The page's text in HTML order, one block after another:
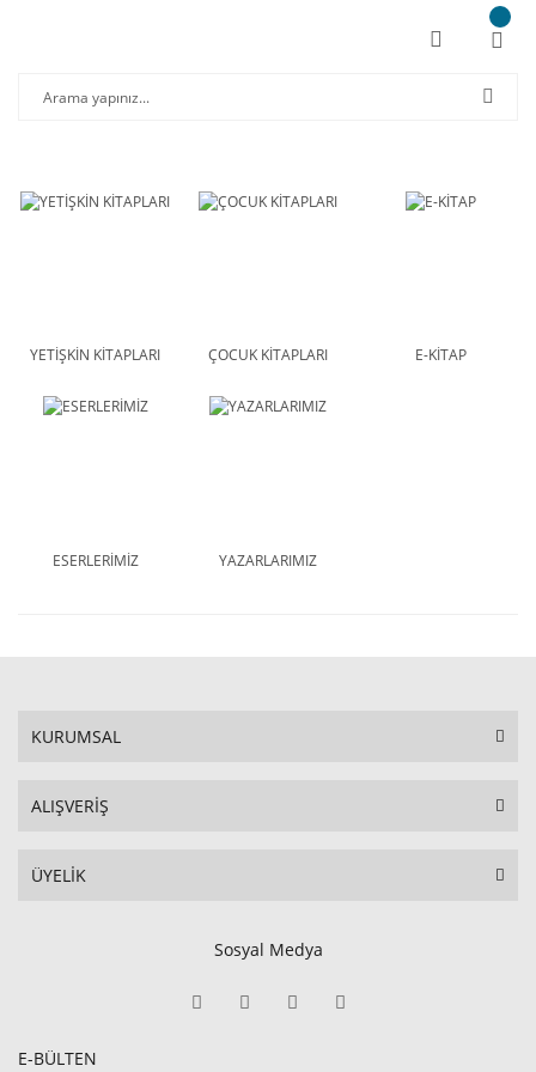
YETİŞKİN KİTAPLARI ÇOCUK KİTAPLARI E-KİTAP
ESERLERİMİZ YAZARLARIMIZ
KURUMSAL
ALIŞVERİŞ
ÜYELİK
Sosyal Medya
E-BÜLTEN